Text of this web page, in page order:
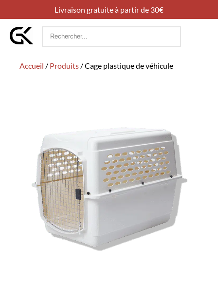
Livraison gratuite à partir de 30€
Rechercher
Accueil / Produits /Cage plastique de véhicule